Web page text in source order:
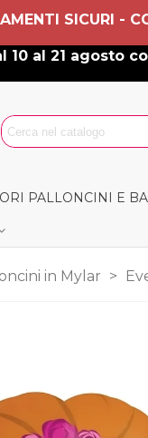
SICURI -
10 al 21
PALLONCINI E
in Mylar >